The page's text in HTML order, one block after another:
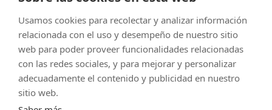
Usamos cookies para recolectar y analizar información
relacionada con el uso y desempeño de nuestro sitio
web para poder proveer funcionalidades relacionadas
con las redes sociales, y para mejorar y personalizar
adecuadamente el contenido y publicidad en nuestro
sitio web.
Aviso legal
Cookies